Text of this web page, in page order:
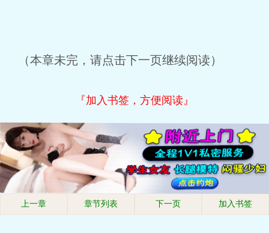
（本章未完，请点击下一页继续阅读）
『加入书签，方便阅读』
上一章 章节列表 下一页 加入书签